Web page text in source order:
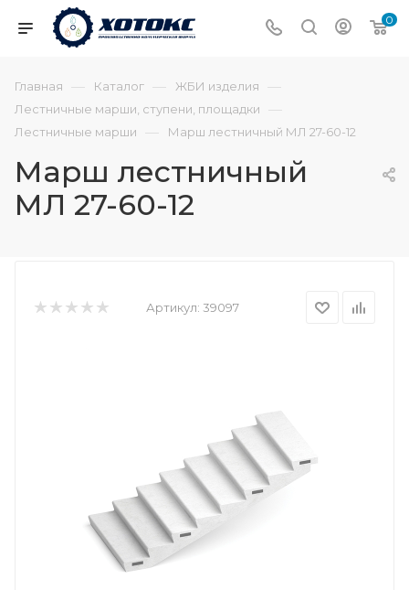
0
Главная — Каталог — ЖБИ изделия —
Лестничные марши, ступени, площадки —
Лестничные марши — Марш лестничный МЛ 27-60-12
Марш лестничный
МЛ 27-60-12
Артикул: 39097